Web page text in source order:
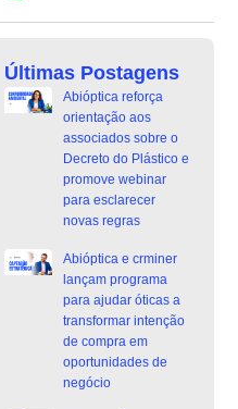
Últimas Postagens
Abióptica reforça
orientação aos
associados sobre o
Decreto do Plástico e
promove webinar
para esclarecer
novas regras
Abióptica e crminer
lançam programa
para ajudar óticas a
transformar intenção
de compra em
oportunidades de
negócio